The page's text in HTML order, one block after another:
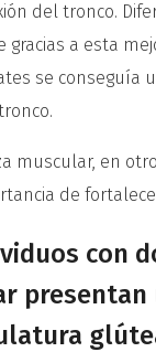
del tronco.
gracias a esta
se conseguía
muscular, en
de
con
presentan